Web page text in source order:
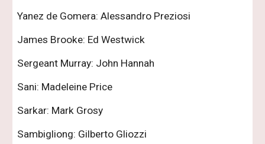
Yanez de Gomera: Alessandro Preziosi
James Brooke: Ed Westwick
Sergeant Murray: John Hannah
Sani: Madeleine Price
Sarkar: Mark Grosy
Sambigliong: Gilberto Gliozzi